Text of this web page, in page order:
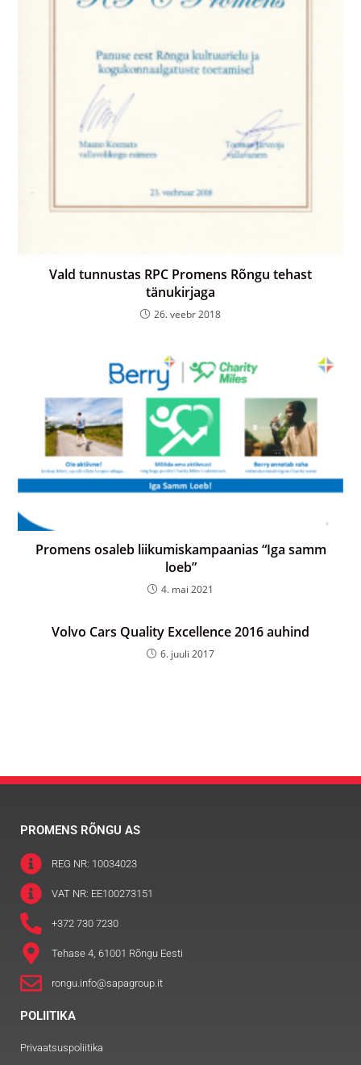
Vald tunnustas RPC Promens Rõngu tehast
tänukirjaga
26. veebr 2018
Promens osaleb liikumiskampaanias “Iga samm
loeb”
4. mai 2021
Volvo Cars Quality Excellence 2016 auhind
6. juuli 2017
PROMENS RÕNGU AS
REG NR: 10034023
VAT NR: EE100273151
+372 730 7230
Tehase 4, 61001 Rõngu Eesti
rongu.info@sapagroup.it
POLIITIKA
Privaatsuspoliitika